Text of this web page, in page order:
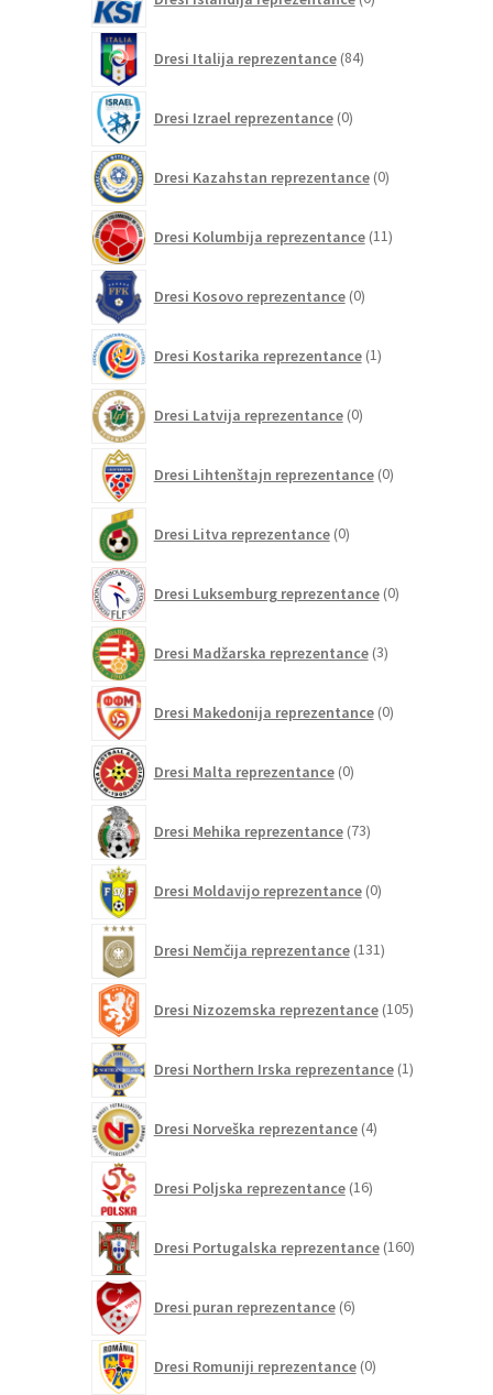
izdelkov
Dresi Italija reprezentance 84izdelkov
Dresi Izrael reprezentance 0izdelkov
Dresi Kazahstan reprezentance 0izdelkov
Dresi Kolumbija reprezentance 11izdelkov
Dresi Kosovo reprezentance 0izdelkov
Dresi Kostarika reprezentance 1izdelek
Dresi Latvija reprezentance 0izdelkov
Dresi Lihtenštajn reprezentance 0izdelkov
Dresi Litva reprezentance 0izdelkov
Dresi Luksemburg reprezentance 0izdelkov
Dresi Madžarska reprezentance 3izdelki
Dresi Makedonija reprezentance 0izdelkov
Dresi Malta reprezentance 0izdelkov
Dresi Mehika reprezentance 73izdelkov
Dresi Moldavijo reprezentance 0izdelkov
Dresi Nemčija reprezentance 131izdelkov
Dresi Nizozemska reprezentance 105izdelkov
Dresi Northern Irska reprezentance 1izdelek
Dresi Norveška reprezentance 4izdelki
Dresi Poljska reprezentance 16izdelkov
Dresi Portugalska reprezentance 160izdelkov
Dresi puran reprezentance 6izdelkov
Dresi Romuniji reprezentance 0izdelkov